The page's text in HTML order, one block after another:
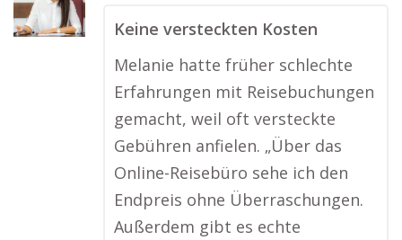
Keine versteckten Kosten
Melanie hatte früher schlechte
Erfahrungen mit Reisebuchungen
gemacht, weil oft versteckte
Gebühren anfielen. „Über das
Online-Reisebüro sehe ich den
Endpreis ohne Überraschungen.
Außerdem gibt es echte